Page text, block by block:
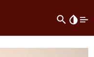
search invert_colors